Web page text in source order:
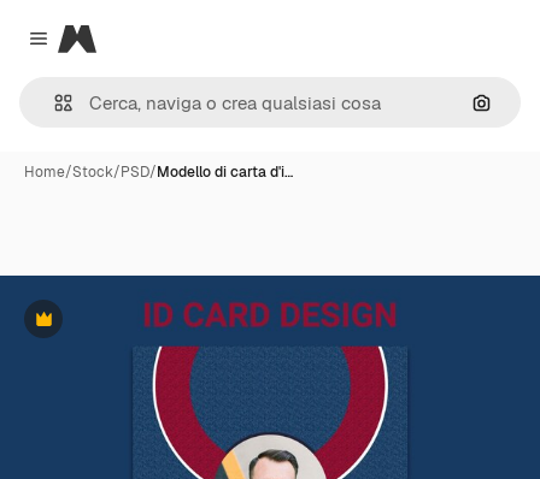
Close menu
Magnific
Cerca
Home/Stock/PSD/Modello di carta d'i…
Premium